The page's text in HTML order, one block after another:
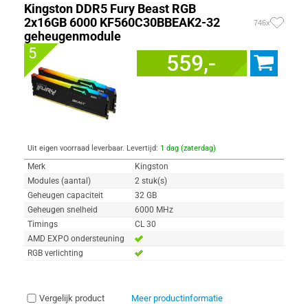
Kingston DDR5 Fury Beast RGB
2x16GB 6000 KF560C30BBEAK2-32
geheugenmodule
746x
5 559,-
Uit eigen voorraad leverbaar. Levertijd: 1 dag (zaterdag)
Merk
Kingston
Modules (aantal)
2 stuk(s)
Geheugen capaciteit
32 GB
Geheugen snelheid
6000 MHz
Timings
CL 30
AMD EXPO ondersteuning
RGB verlichting
Vergelijk product Meer productinformatie